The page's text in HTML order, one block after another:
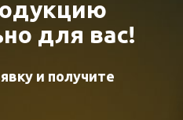
для вас!
и получите